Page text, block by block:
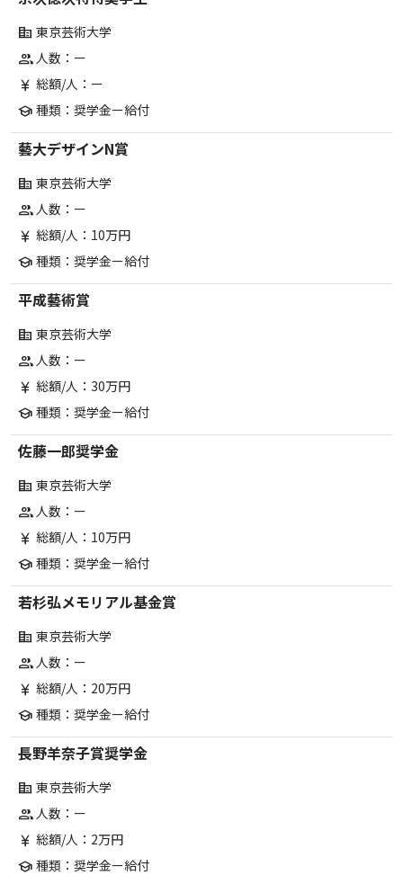
corporate_fare 東京芸術大学
group人数：ー
currency_yen 総額/人：ー
school 種類：奨学金ー給付
藝大デザインN賞
corporate_fare 東京芸術大学
group人数：ー
currency_yen 総額/人：10万円
school 種類：奨学金ー給付
平成藝術賞
corporate_fare 東京芸術大学
group人数：ー
currency_yen 総額/人：30万円
school 種類：奨学金ー給付
佐藤一郎奨学金
corporate_fare 東京芸術大学
group人数：ー
currency_yen 総額/人：10万円
school 種類：奨学金ー給付
若杉弘メモリアル基金賞
corporate_fare 東京芸術大学
group人数：ー
currency_yen 総額/人：20万円
school 種類：奨学金ー給付
長野羊奈子賞奨学金
corporate_fare 東京芸術大学
group人数：ー
currency_yen 総額/人：2万円
school 種類：奨学金ー給付